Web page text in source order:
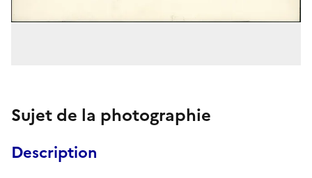
Sujet de la photographie
Description